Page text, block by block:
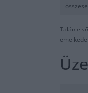
Talán